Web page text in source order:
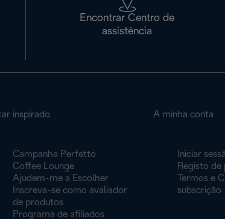
Encontrar Centro de
assistência
inspirado
Campanha Perfetto
Coffee Lounge
Ajudem-me a Escolher
Inscreva-se como avaliador
de produtos
Programa de afiliados
A minha conta
Iniciar
Registo
Termos e
subscrição